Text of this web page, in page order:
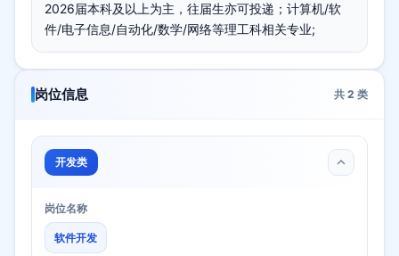
2026届本科及以上为主，往届生亦可投递；计算机/软
件/电子信息/自动化/数学/网络等理工科相关专业;
岗位信息 共 2 类
开发类
岗位名称
软件开发